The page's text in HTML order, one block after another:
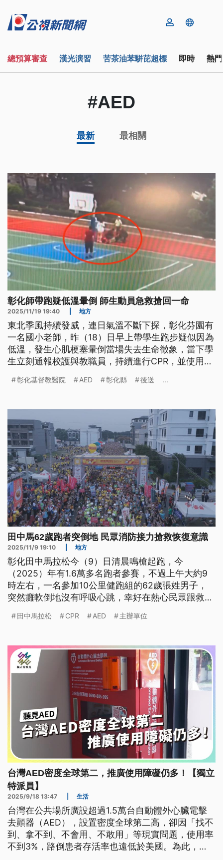
總預算審查 漢光演習 苦茶油苯駢芘超標 即時 熱
#AED
最新 最相關
彰化師帶跑疑低溫暈倒 師生動員急救搶回一命
2025/11/19 19:40 地方
東北季風持續發威，連日氣溫不斷下探，彰化芬園有
一名國小老師，昨（18）日早上帶學生跑步疑似因為
低溫，發生心肌梗塞暈倒當場失去生命徵象，當下學
生立刻通報校護與教職員，持續進行CPR，並使用
命。
彰化基督教醫院 AED 彰化縣 後送 ...
田中馬62歲跑者突倒地 民眾消防接力搶救恢復意識
2025/11/9 19:10 地方
彰化田中馬拉松今（9）日清晨鳴槍起跑，今
（2025）年有1.6萬多名跑者參賽，不過上午大約9
時左右，一名參加10公里健跑組的62歲張姓男子，
突然癱軟倒地沒有呼吸心跳，幸好在熱心民眾跟救護
田中馬拉松 CPR AED 主辦單位
台灣AED密度全球第二，推廣使用障礙仍多！【獨立
特派員】
2025/9/18 13:47 生活
台灣在公共場所廣設超過1.5萬台自動體外心臟電擊
去顫器（AED），設置密度全球第二高，卻因「找不
到、拿不到、不會用、不敢用」等現實問題，使用率
不到3%，路倒患者存活率也遠低於美國。為此，